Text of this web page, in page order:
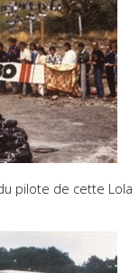
pilote de cette Lola